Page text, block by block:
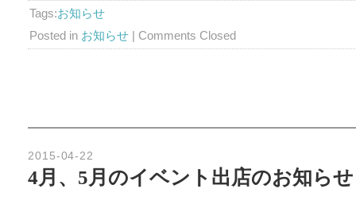
Tags:お知らせ
Posted in お知らせ | Comments Closed
2015-04-22
4月、5月のイベント出店のお知らせ